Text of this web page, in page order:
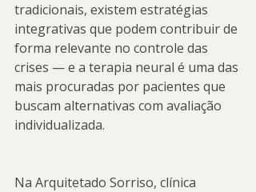
tradicionais, existem estratégias
integrativas que podem contribuir de
forma relevante no controle das
crises — e a terapia neural é uma das
mais procuradas por pacientes que
buscam alternativas com avaliação
individualizada.
Na Arquitetado Sorriso, clínica